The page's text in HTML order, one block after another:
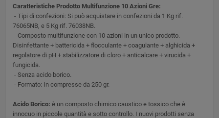
Caratteristiche Prodotto Multifunzione 10 Azioni Gre:
- Tipi di confezioni: Si può acquistare in confezioni da 1 Kg rif.
76065NB, e 5 Kg rif. 76038NB.
- Composto multifunzione con 10 azioni in un unico prodotto.
Disinfettante + battericida + flocculante + coagulante + alghicida +
regolatore di pH + stabilizzatore di cloro + anticalcare + virucida +
fungicida.
- Senza acido borico.
- Formato: In compresse da 250 gr.
Acido Borico: è un composto chimico caustico e tossico che è
innocuo in piccole quantità e sotto controllo. I nuovi prodotti senza